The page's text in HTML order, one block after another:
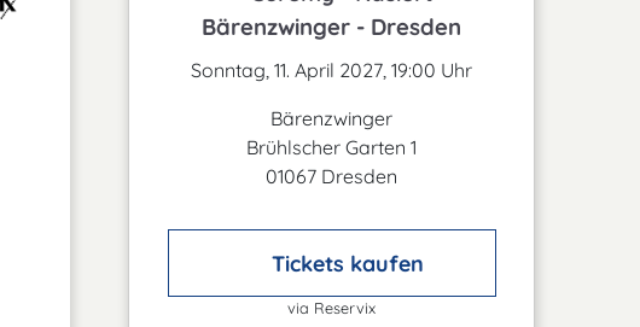
Bärenzwinger - Dresden
Sonntag, 11. April 2027, 19:00 Uhr
Bärenzwinger
Brühlscher Garten 1
01067 Dresden
Tickets kaufen
via Reservix